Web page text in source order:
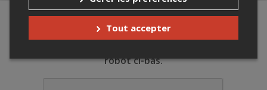
robot ci-bas.
Tout accepter